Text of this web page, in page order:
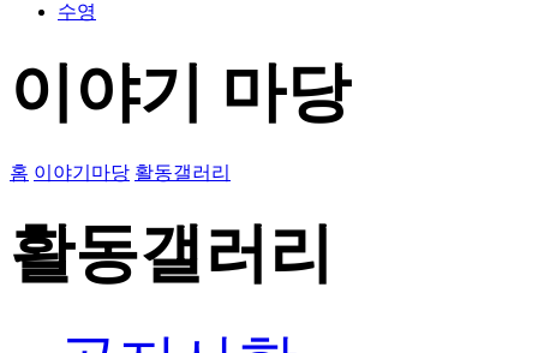
수영
이야기 마당
홈 이야기마당 활동갤러리
활동갤러리